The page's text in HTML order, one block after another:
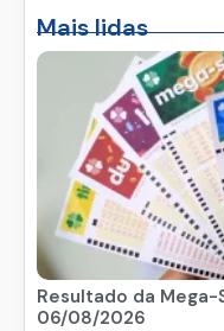
Mais lidas
Resultado da Mega-
06/08/2026